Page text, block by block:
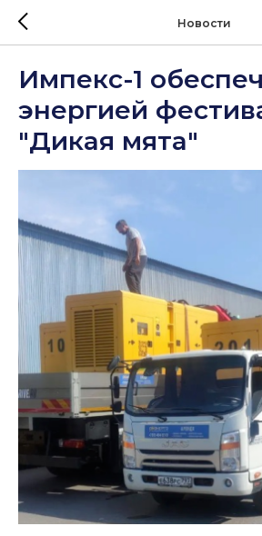
Новости
Импекс-1
энергией
"Дикая мята"